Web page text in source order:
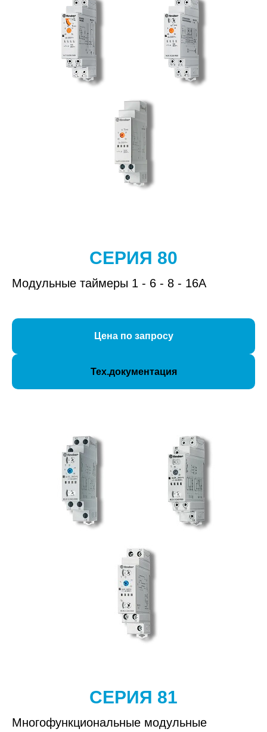
СЕРИЯ 80
Модульные таймеры 1 - 6 - 8 - 16А
Цена по запросу
Тех.документация
СЕРИЯ 81
Многофункциональные модульные